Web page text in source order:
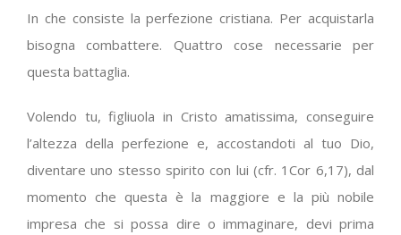
In che consiste la perfezione cristiana. Per acquistarla
bisogna combattere. Quattro cose necessarie per
questa battaglia.
Volendo tu, figliuola in Cristo amatissima, conseguire
l’altezza della perfezione e, accostandoti al tuo Dio,
diventare uno stesso spirito con lui (cfr. 1Cor 6,17), dal
momento che questa è la maggiore e la più nobile
impresa che si possa dire o immaginare, devi prima